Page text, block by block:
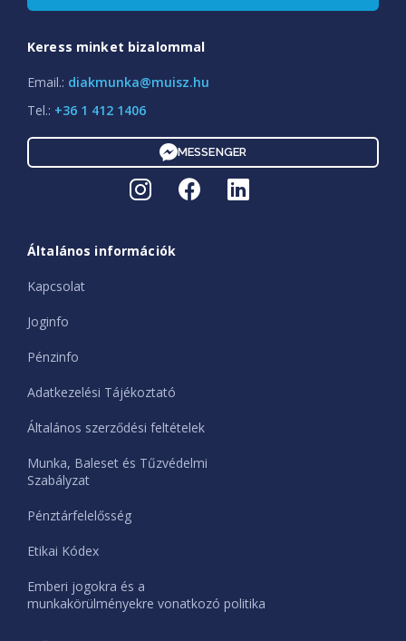
Keress minket bizalommal
Email.: diakmunka@muisz.hu
Tel.: +36 1 412 1406
MESSENGER
Általános információk
Kapcsolat
Joginfo
Pénzinfo
Adatkezelési Tájékoztató
Általános szerződési feltételek
Munka, Baleset és Tűzvédelmi
Szabályzat
Pénztárfelelősség
Etikai Kódex
Emberi jogokra és a
munkakörülményekre vonatkozó politika